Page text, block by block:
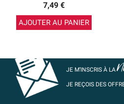
7,49 €
AJOUTER AU PANIER
JE M’INSCRIS À LA
JE REÇOIS DES